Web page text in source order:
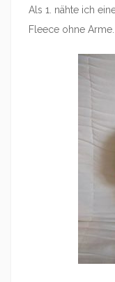
Als 1. nähte ich
Fleece ohne Arme.